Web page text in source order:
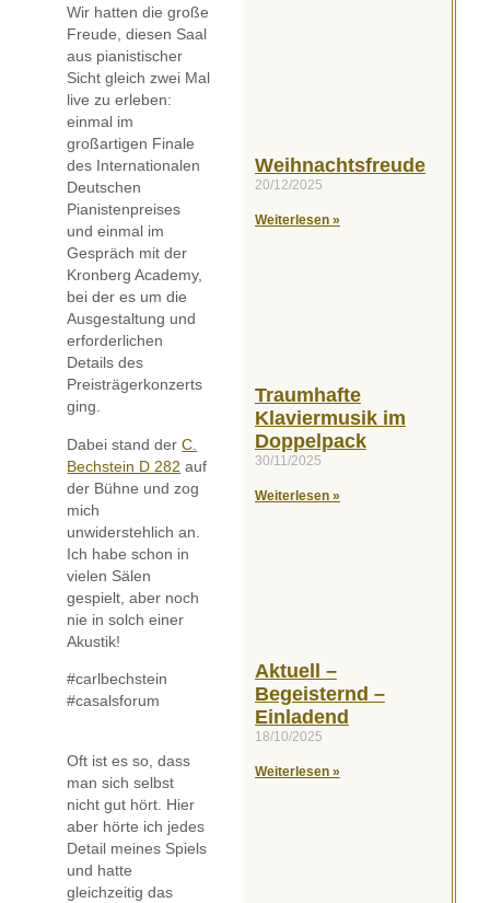
Weihnachtsfreude
20/12/2025
Weiterlesen »
Traumhafte
Klaviermusik im
Doppelpack
30/11/2025
Weiterlesen »
Aktuell –
Begeisternd –
Einladend
18/10/2025
Weiterlesen »
Wir hatten die große
Freude, diesen Saal
aus pianistischer
Sicht gleich zwei Mal
live zu erleben:
einmal im
großartigen Finale
des Internationalen
Deutschen
Pianistenpreises
und einmal im
Gespräch mit der
Kronberg Academy,
bei der es um die
Ausgestaltung und
erforderlichen
Details des
Preisträgerkonzerts
ging.
Dabei stand derC.
Bechstein D 282 auf
der Bühne und zog
mich
unwiderstehlich an.
Ich habe schon in
vielen Sälen
gespielt, aber noch
nie in solch einer
Akustik!
#carlbechstein
#casalsforum
Oft ist es so, dass
man sich selbst
nicht gut hört. Hier
aber hörte ich jedes
Detail meines Spiels
und hatte
gleichzeitig das